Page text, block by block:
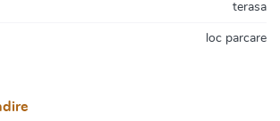
terasa
loc parcare